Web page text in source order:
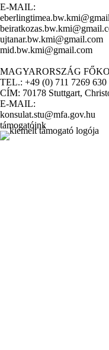
E-MAIL:
ujtanar.bw.kmi@gmail.com
mid.bw.kmi@gmail.com
MAGYARORSZÁG
TEL.: +49 (0) 711 7269 630
CÍM: 70178 Stuttgart,
E-MAIL:
konsulat.stu@mfa.gov.hu
támogatóink